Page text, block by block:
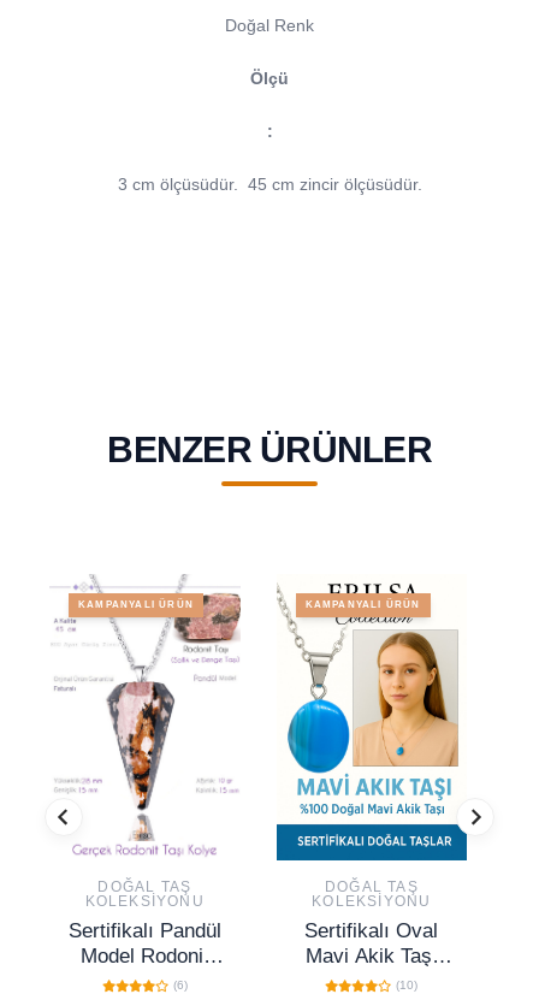
Doğal Renk
Ölçü
:
3 cm ölçüsüdür. 45 cm zincir ölçüsüdür.
BENZER ÜRÜNLER
KAMPANYALI ÜRÜN
DOĞAL TAŞ
KOLEKSIYONU
Sertifikalı Pandül
Model Rodonit
Taşı Kolye
(6)
KAMPANYALI ÜRÜN
DOĞAL TAŞ
KOLEKSIYONU
Sertifikalı Oval
Mavi Akik Taşı
Kolye – Sakinlik,
(10)